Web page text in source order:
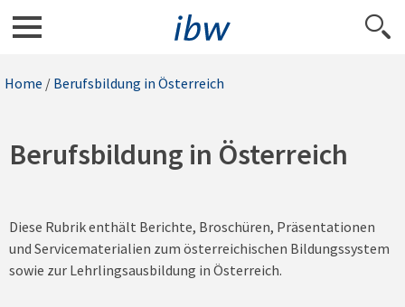
Home / Berufsbildung in Österreich
Berufsbildung in Österreich
Diese Rubrik enthält Berichte, Broschüren, Präsentationen
und Servicematerialien zum österreichischen Bildungssystem
sowie zur Lehrlingsausbildung in Österreich.